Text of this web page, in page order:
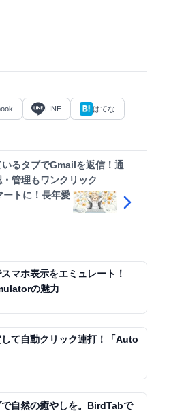
LINE はてな
いるタブでGmailを返信！通
管理もワンクリック
ートに！長年愛
マホ表示をエミュレート！
の魅力
て自動クリック連打！「Auto
自然の癒やしを。BirdTabで